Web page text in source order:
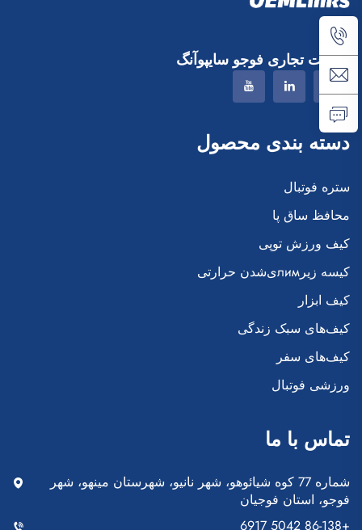
شرکت تجاری فوجو سایپوآنگ
دسته بندی محصول
ستره فوتبال
محافظ ساق پا
کیف ورزش توپی
کیسه زیرлимی‌شدن حرارتی
کیف ابزار
کیف‌های سبک زندگی
کیف‌های سفر
ورزشی فوتبال
تماس با ما
شماره 77 کوه شیائوهو، شهر نانیو، شهرستان مینهو، شهر
فوجو، استان فوجیان
+86-138 5042 6917